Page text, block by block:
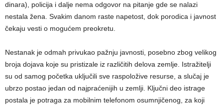
dinara), policija i dalje nema odgovor na pitanje gde se nalazi
nestala žena. Svakim danom raste napetost, dok porodica i javnost
čekaju vesti o mogućem preokretu.
Nestanak je odmah privukao pažnju javnosti, posebno zbog velikog
broja dojava koje su pristizale iz različitih delova zemlje. Istražitelji
su od samog početka uključili sve raspoložive resurse, a slučaj je
ubrzo postao jedan od najpraćenijih u zemlji. Ključni deo istrage
postala je potraga za mobilnim telefonom osumnjičenog, za koji